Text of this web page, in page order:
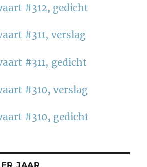
#312, gedicht
#311, verslag
#311, gedicht
#310, verslag
#310, gedicht